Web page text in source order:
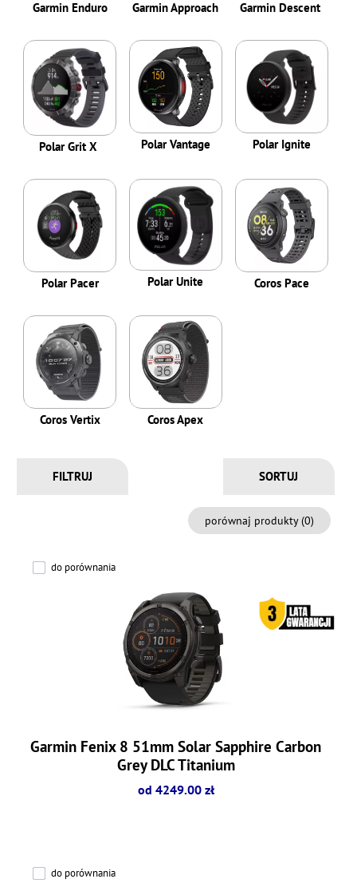
Garmin Enduro Garmin Approach Garmin Descent
Polar Grit X Polar Vantage Polar Ignite
Polar Pacer Polar Unite Coros Pace
Coros Vertix Coros Apex
FILTRUJ
porównaj produkty (0)
do porównania
Garmin Fenix 8 51mm Solar Sapphire Carbon
Grey DLC Titanium
od 4249.00 zł
do porównania